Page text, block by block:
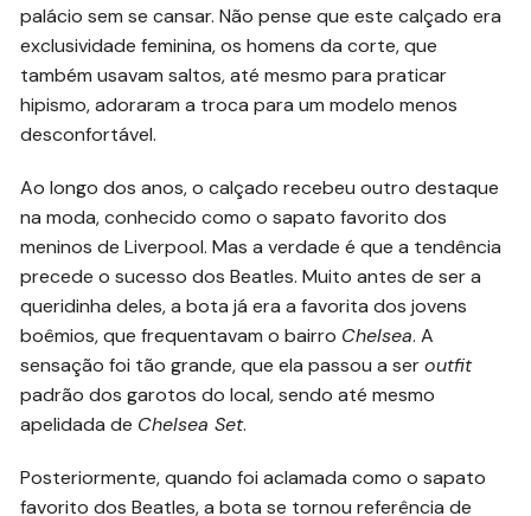
palácio sem se cansar. Não pense que este calçado era
exclusividade feminina, os homens da corte, que
também usavam saltos, até mesmo para praticar
hipismo, adoraram a troca para um modelo menos
desconfortável.
Ao longo dos anos, o calçado recebeu outro destaque
na moda, conhecido como o sapato favorito dos
meninos de Liverpool. Mas a verdade é que a tendência
precede o sucesso dos Beatles. Muito antes de ser a
queridinha deles, a bota já era a favorita dos jovens
boêmios, que frequentavam o bairro Chelsea. A
sensação foi tão grande, que ela passou a seroutfit
padrão dos garotos do local, sendo até mesmo
apelidada de Chelsea Set.
Posteriormente, quando foi aclamada como o sapato
favorito dos Beatles, a bota se tornou referência de